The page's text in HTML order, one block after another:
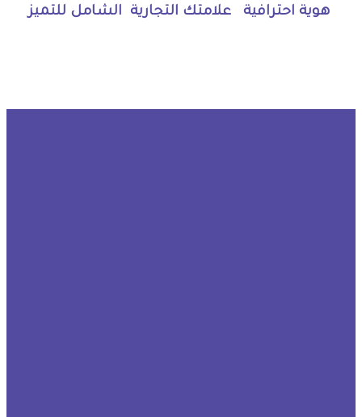
هوية احترافية
علامتك التجارية
الشامل للتميز